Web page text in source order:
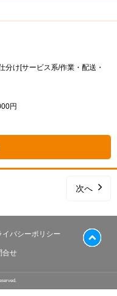
分け[サービス系/作業・配送・
円
次へ
イバシーポリシー
合せ